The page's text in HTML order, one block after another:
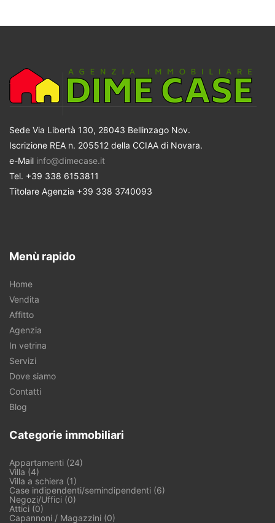
Sede Via Libertà 130, 28043 Bellinzago Nov.
Iscrizione REA n. 205512 della CCIAA di Novara.
e-Mail info@dimecase.it
Tel. +39 338 6153811
Titolare Agenzia +39 338 3740093
Menù rapido
Home
Vendita
Affitto
Agenzia
In vetrina
Servizi
Dove siamo
Contatti
Blog
Categorie immobiliari
Appartamenti (24)
Villa (4)
Villa a schiera (1)
Case indipendenti/semindipendenti (6)
Negozi/Uffici (0)
Attici (0)
Capannoni / Magazzini (0)